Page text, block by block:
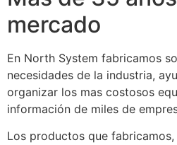
mercado
En North System fabricamos
necesidades de la industria,
organizar los mas costosos
información de miles de
Los productos que